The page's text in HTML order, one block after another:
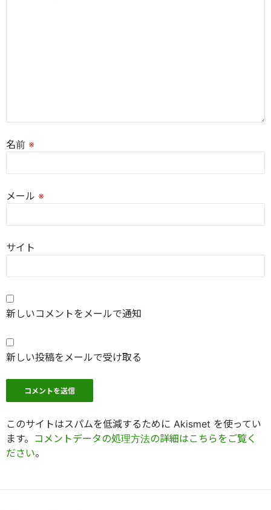
名前 ※
メール ※
サイト
新しいコメントをメールで通知
新しい投稿をメールで受け取る
このサイトはスパムを低減するために Akismet を使ってい
ます。 コメントデータの処理方法の詳細はこちらをご覧く
ださい。